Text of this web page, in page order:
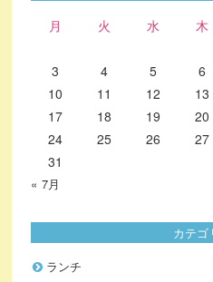
月 火 水 木
3
4 5 6
10
11 12 13
17
18 19 20
24
25 26 27
31
« 7月
カテゴ
ランチ